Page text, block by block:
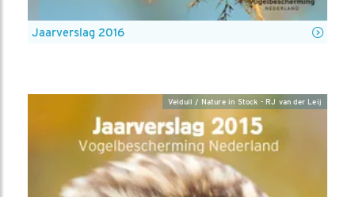
Jaarverslag 2016
Velduil / Nature in Stock - RJ van der Leij